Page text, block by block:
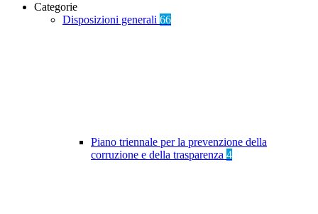
Categorie
Disposizioni generali 66
Piano triennale per la prevenzione della
corruzione e della trasparenza 4